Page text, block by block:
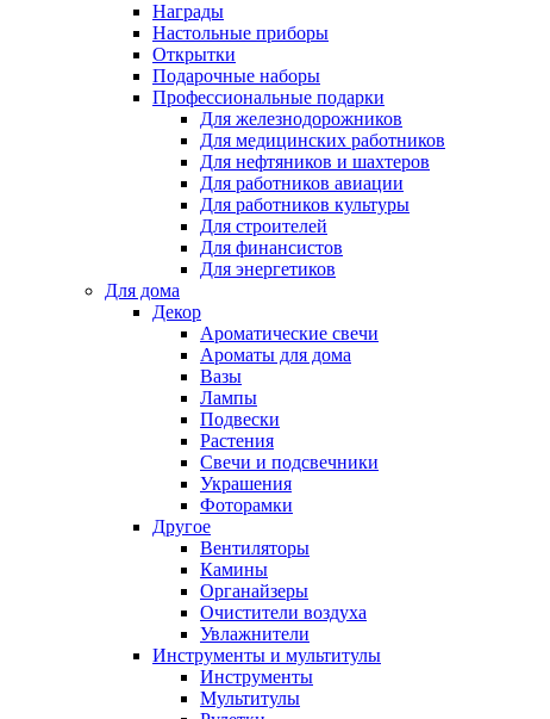
Награды
Настольные приборы
Открытки
Подарочные наборы
Профессиональные подарки
Для железнодорожников
Для медицинских работников
Для нефтяников и шахтеров
Для работников авиации
Для работников культуры
Для строителей
Для финансистов
Для энергетиков
Для дома
Декор
Ароматические свечи
Ароматы для дома
Вазы
Лампы
Подвески
Растения
Свечи и подсвечники
Украшения
Фоторамки
Другое
Вентиляторы
Камины
Органайзеры
Очистители воздуха
Увлажнители
Инструменты и мультитулы
Инструменты
Мультитулы